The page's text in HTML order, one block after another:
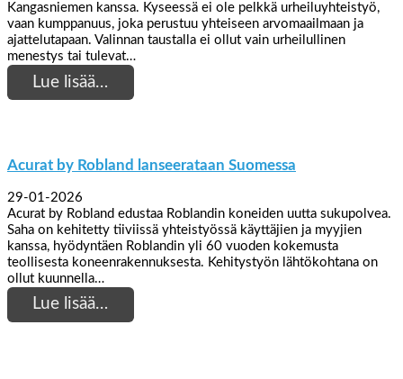
Kangasniemen kanssa. Kyseessä ei ole pelkkä urheiluyhteistyö,
vaan kumppanuus, joka perustuu yhteiseen arvomaailmaan ja
ajattelutapaan. Valinnan taustalla ei ollut vain urheilullinen
menestys tai tulevat…
Lue lisää…
Acurat by Robland lanseerataan Suomessa
29-01-2026
Acurat by Robland edustaa Roblandin koneiden uutta sukupolvea.
Saha on kehitetty tiiviissä yhteistyössä käyttäjien ja myyjien
kanssa, hyödyntäen Roblandin yli 60 vuoden kokemusta
teollisesta koneenrakennuksesta. Kehitystyön lähtökohtana on
ollut kuunnella…
Lue lisää…